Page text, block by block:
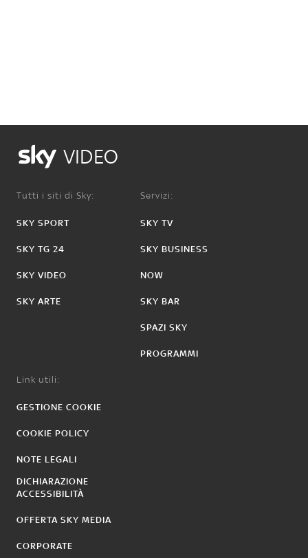
VIDEO
Tutti i siti di Sky:
SKY SPORT
SKY TG 24
SKY VIDEO
SKY ARTE
Servizi:
SKY TV
SKY BUSINESS
NOW
SKY BAR
SPAZI SKY
PROGRAMMI
Link utili:
GESTIONE COOKIE
COOKIE POLICY
NOTE LEGALI
DICHIARAZIONE
ACCESSIBILITÀ
OFFERTA SKY MEDIA
CORPORATE